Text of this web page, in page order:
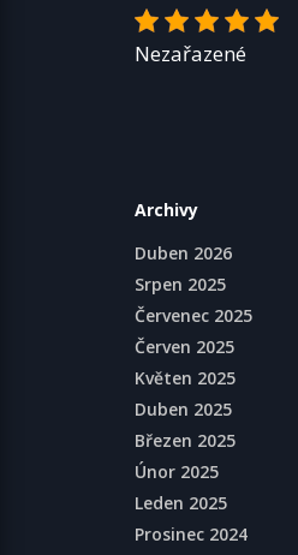
Nezařazené
Archivy
Duben 2026
Srpen 2025
Červenec 2025
Červen 2025
Květen 2025
Duben 2025
Březen 2025
Únor 2025
Leden 2025
Prosinec 2024